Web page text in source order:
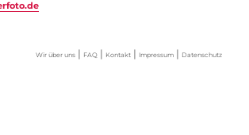
Wir über uns| FAQ| Kontakt| Impressum| Datenschutz